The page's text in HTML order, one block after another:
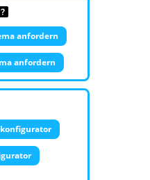
anfordern
anfordern